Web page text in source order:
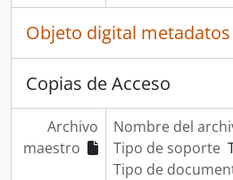
Objeto digital metadatos
Copias de Acceso
Archivo
maestro
Nombre del
Tipo de soporte
Tipo de